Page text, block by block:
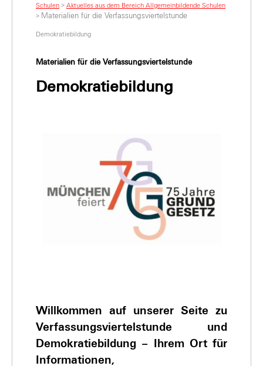
Schulen > Aktuelles aus dem Bereich Allgemeinbildende Schulen
> Materialien für die Verfassungsviertelstunde
Demokratiebildung
Materialien für die Verfassungsviertelstunde
Demokratiebildung
Willkommen auf unserer Seite zu
Verfassungsviertelstunde und
Demokratiebildung – Ihrem Ort für
Informationen,